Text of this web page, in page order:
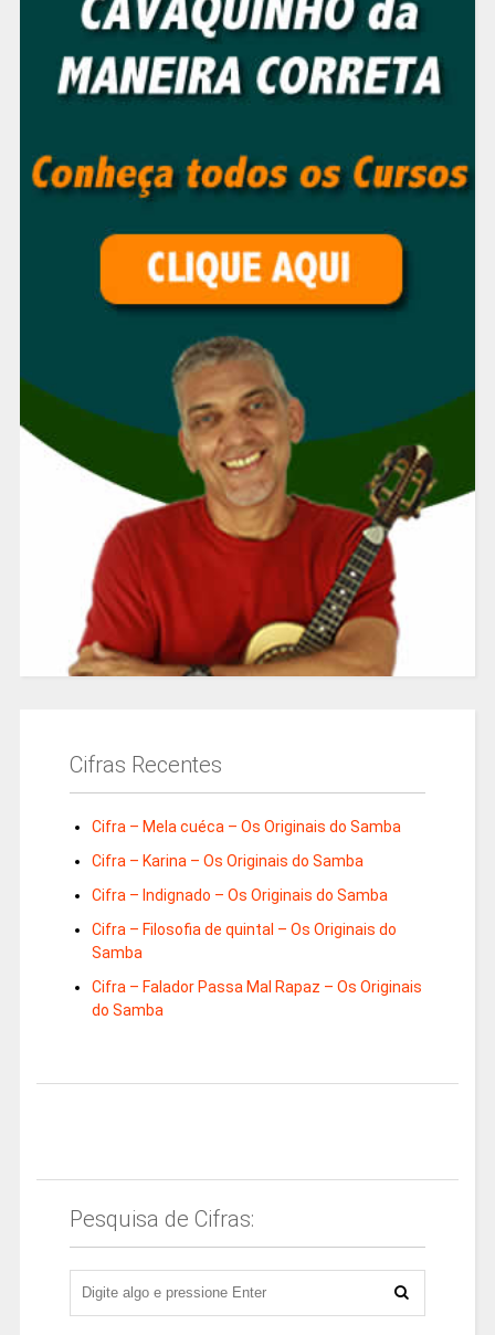
Cifras Recentes
Cifra – Mela cuéca – Os Originais do Samba
Cifra – Karina – Os Originais do Samba
Cifra – Indignado – Os Originais do Samba
Cifra – Filosofia de quintal – Os Originais do
Samba
Cifra – Falador Passa Mal Rapaz – Os Originais
do Samba
Pesquisa de Cifras: